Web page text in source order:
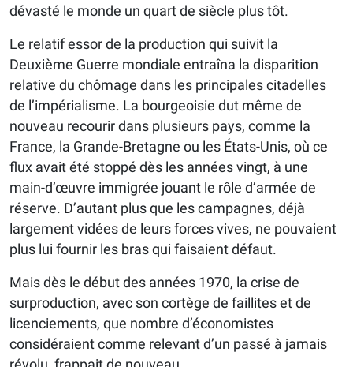
dévasté le monde un quart de siècle plus tôt.
Le relatif essor de la production qui suivit la
Deuxième Guerre mondiale entraîna la disparition
relative du chômage dans les principales citadelles
de l’impérialisme. La bourgeoisie dut même de
nouveau recourir dans plusieurs pays, comme la
France, la Grande-Bretagne ou les États-Unis, où ce
flux avait été stoppé dès les années vingt, à une
main-d’œuvre immigrée jouant le rôle d’armée de
réserve. D’autant plus que les campagnes, déjà
largement vidées de leurs forces vives, ne pouvaient
plus lui fournir les bras qui faisaient défaut.
Mais dès le début des années 1970, la crise de
surproduction, avec son cortège de faillites et de
licenciements, que nombre d’économistes
considéraient comme relevant d’un passé à jamais